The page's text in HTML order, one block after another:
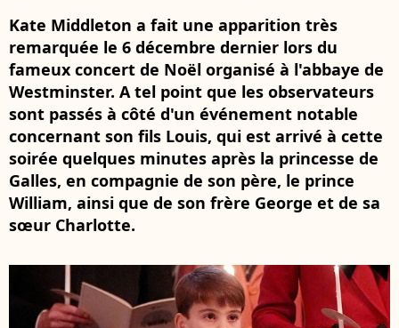
Kate Middleton a fait une apparition très
remarquée le 6 décembre dernier lors du
fameux concert de Noël organisé à l'abbaye de
Westminster. A tel point que les observateurs
sont passés à côté d'un événement notable
concernant son fils Louis, qui est arrivé à cette
soirée quelques minutes après la princesse de
Galles, en compagnie de son père, le prince
William, ainsi que de son frère George et de sa
sœur Charlotte.